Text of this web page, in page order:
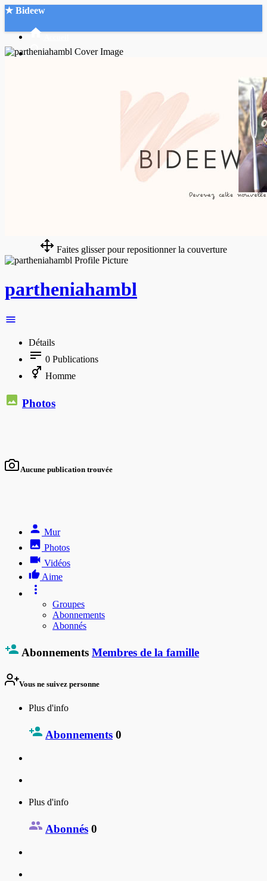
★ Bideew
Faites glisser pour repositionner la couverture
partheniahambl
Détails
0 Publications
Homme
Photos
Aucune publication trouvée
Mur
Photos
Vidéos
Aime
Groupes
Abonnements
Abonnés
Abonnements Membres de la famille
Vous ne suivez personne
Plus d'info
Abonnements 0
Plus d'info
Abonnés 0